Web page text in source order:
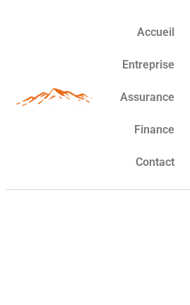
Accueil
Entreprise
Assurance
Finance
Contact